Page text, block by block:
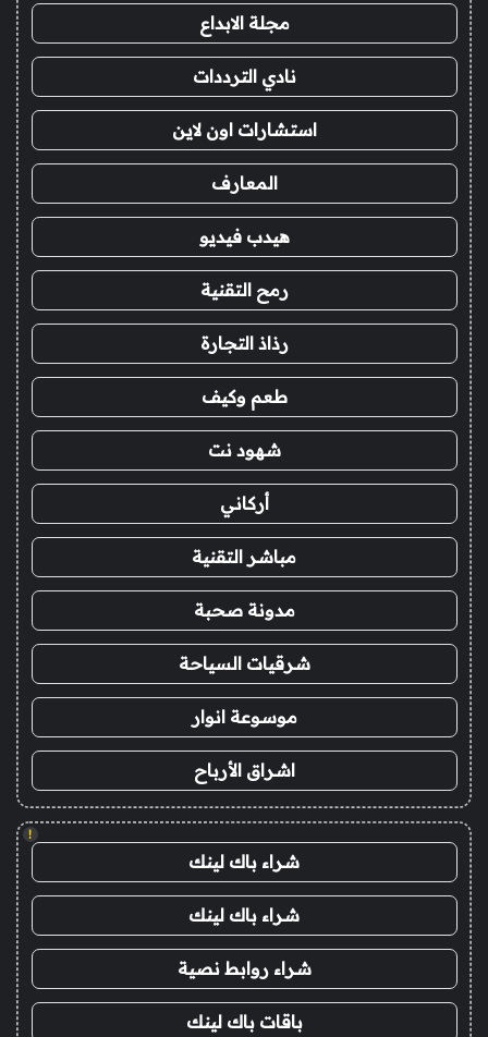
مجلة الابداع
نادي الترددات
استشارات اون لاين
المعارف
هيدب فيديو
رمح التقنية
رذاذ التجارة
طعم وكيف
شهود نت
أركاني
مباشر التقنية
مدونة صحبة
شرقيات السياحة
موسوعة انوار
اشراق الأرباح
!
شراء باك لينك
شراء باك لينك
شراء روابط نصية
باقات باك لينك